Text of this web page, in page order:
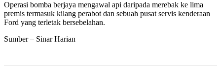
Operasi bomba berjaya mengawal api daripada merebak ke lima
premis termasuk kilang perabot dan sebuah pusat servis kenderaan
Ford yang terletak bersebelahan.
Sumber – Sinar Harian